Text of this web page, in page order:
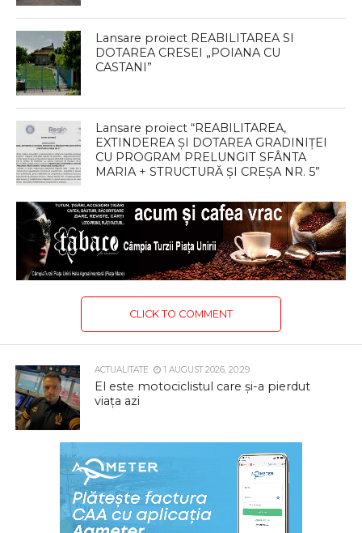
Lansare proiect REABILITAREA SI
DOTAREA CRESEI „POIANA CU
CASTANI”
Lansare proiect “REABILITAREA,
EXTINDEREA ȘI DOTAREA GRADINIȚEI
CU PROGRAM PRELUNGIT SFÂNTA
MARIA + STRUCTURĂ ȘI CREȘA NR. 5”
CLICK TO COMMENT
ACTUALITATE 1 AUGUST 2026, 20:29
El este motociclistul care și-a pierdut
viața azi